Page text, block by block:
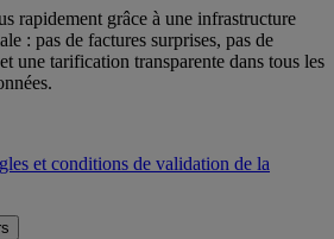
rapidement grâce à une infrastructure
: pas de factures surprises, pas de
une tarification transparente dans tous les
et conditions de validation de la